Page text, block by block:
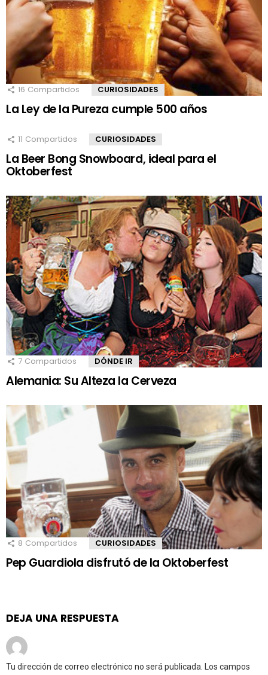
16 Compartidos CURIOSIDADES
La Ley de la Pureza cumple 500 años
11 Compartidos CURIOSIDADES
La Beer Bong Snowboard, ideal para el
Oktoberfest
7 Compartidos DÓNDE IR
Alemania: Su Alteza la Cerveza
8 Compartidos CURIOSIDADES
Pep Guardiola disfrutó de la Oktoberfest
DEJA UNA RESPUESTA
Tu dirección de correo electrónico no será publicada. Los campos